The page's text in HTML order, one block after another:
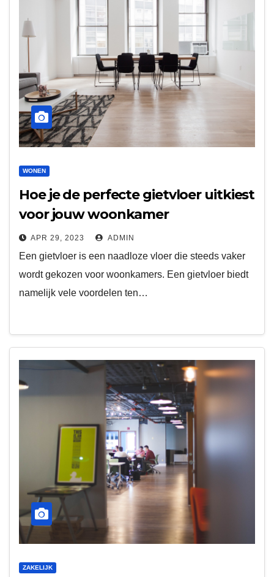
WONEN
Hoe je de perfecte gietvloer uitkiest
voor jouw woonkamer
APR 29, 2023 ADMIN
Een gietvloer is een naadloze vloer die steeds vaker
wordt gekozen voor woonkamers. Een gietvloer biedt
namelijk vele voordelen ten…
ZAKELIJK